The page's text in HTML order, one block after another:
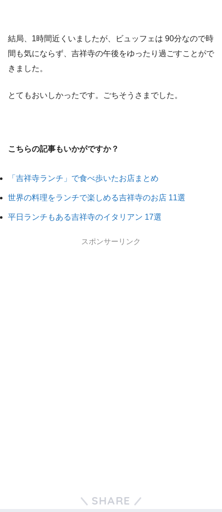
結局、1時間近くいましたが、ビュッフェは 90分なので時
間も気にならず、吉祥寺の午後をゆったり過ごすことがで
きました。
とてもおいしかったです。ごちそうさまでした。
こちらの記事もいかがですか？
「吉祥寺ランチ」で食べ歩いたお店まとめ
世界の料理をランチで楽しめる吉祥寺のお店 11選
平日ランチもある吉祥寺のイタリアン 17選
スポンサーリンク
SHARE